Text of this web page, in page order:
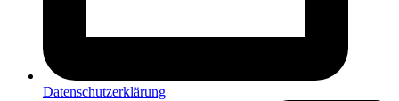
Datenschutzerklärung